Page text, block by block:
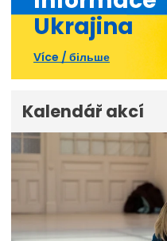
Ukrajina
Více / більше
Kalendář akcí